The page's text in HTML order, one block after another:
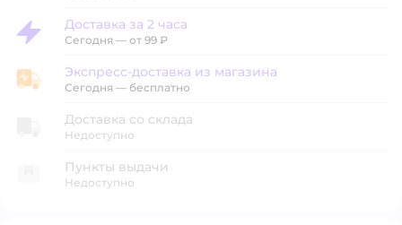
Доставка за 2 часа
Доставка за 2 часа
Сегодня — от 99 ₽
Экспресс-доставка из магазина
Экспресс-доставка из магазина
Сегодня — бесплатно
Доставка со склада
Недоступно
Пункты выдачи
Недоступно